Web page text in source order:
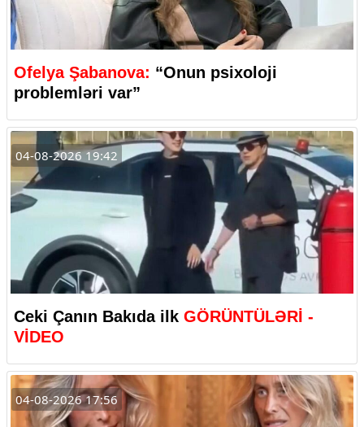
Ofelya Şabanova: “Onun psixoloji
problemləri var”
04-08-2026 19:42
Ceki Çanın Bakıda ilk GÖRÜNTÜLƏRİ -
VİDEO
04-08-2026 17:56